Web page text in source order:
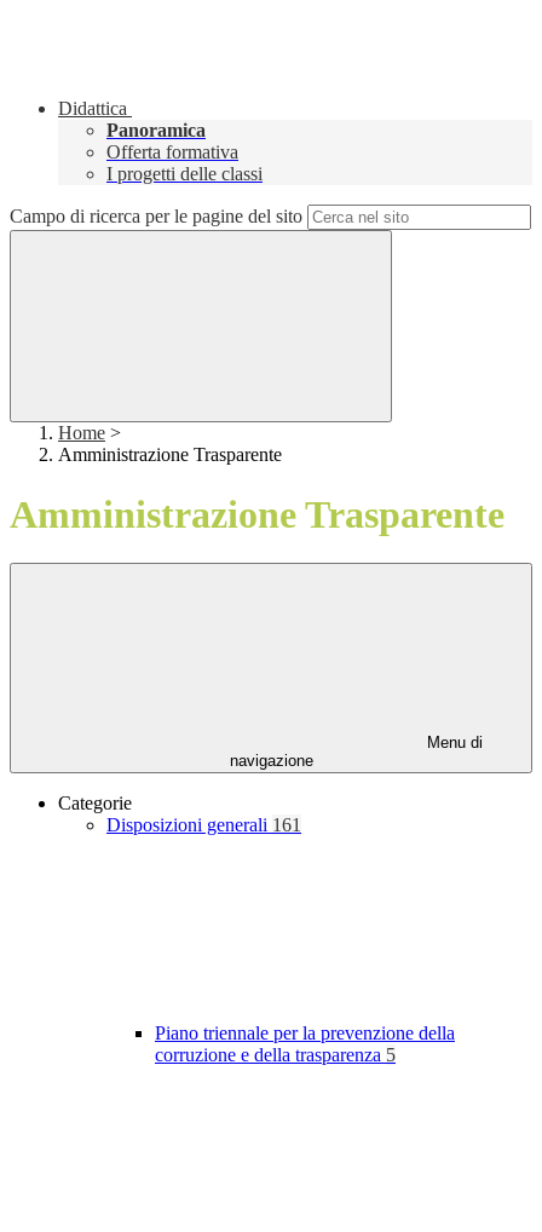
Didattica
Panoramica
Offerta formativa
I progetti delle classi
Campo di ricerca per le pagine del sito
Home >
Amministrazione Trasparente
Amministrazione Trasparente
Menu di
navigazione
Categorie
Disposizioni generali 161
Piano triennale per la prevenzione della
corruzione e della trasparenza 5